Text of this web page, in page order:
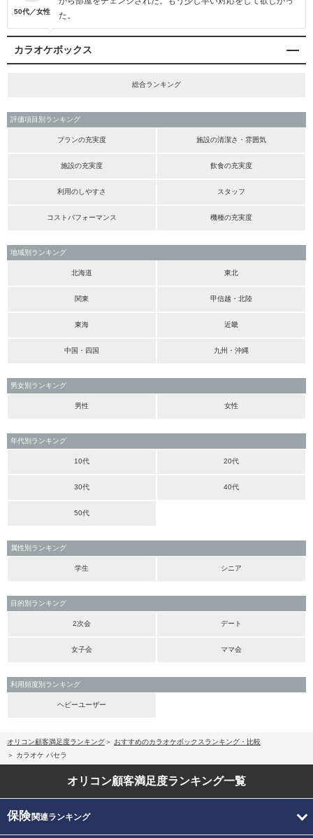
50代／女性
た。
カラオケボックス
総合ランキング
評価項目別ランキング
プランの充実度 施設の清潔さ・雰囲気
施設の充実度 飲食の充実度
利用のしやすさ スタッフ
コストパフォーマンス 機種の充実度
地域別ランキング
北海道 東北
関東 甲信越・北陸
東海 近畿
中国・四国 九州・沖縄
男女別ランキング
男性 女性
年代別ランキング
10代 20代
30代 40代
50代
属性別ランキング
学生 シニア
目的別ランキング
2次会 デート
女子会 ママ会
利用頻度別ランキング
ヘビーユーザー
オリコン顧客満足度ランキング
おすすめのカラオケボックスランキング・比較
カラオケ パセラ
オリコン顧客満足度ランキング一覧
保険関連ランキング